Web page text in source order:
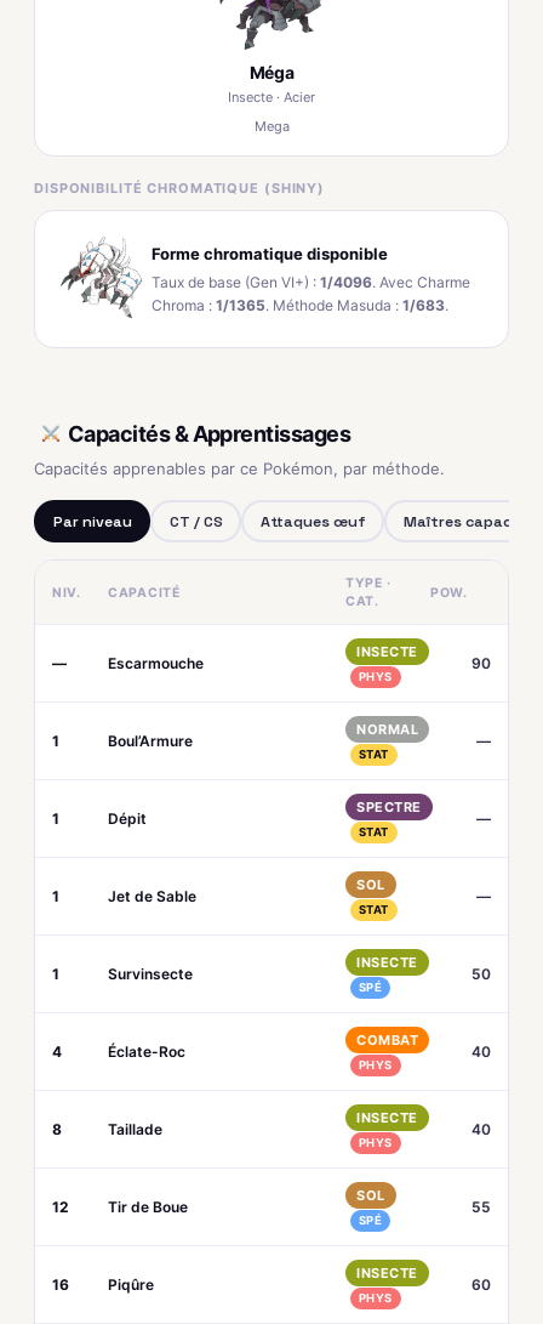
Méga
Insecte · Acier
Mega
DISPONIBILITÉ CHROMATIQUE (SHINY)
Forme chromatique disponible
Taux de base (Gen VI+) : 1/4096. Avec Charme
Chroma : 1/1365. Méthode Masuda : 1/683.
Capacités & Apprentissages
Capacités apprenables par ce Pokémon, par méthode.
Par niveau CT / CS Attaques œuf Maîtres capacités
NIV. CAPACITÉ
TYPE ·
CAT.
POW.
— Escarmouche
INSECTE
PHYS
90
1 Boul’Armure
NORMAL
STAT
—
1 Dépit
SPECTRE
STAT
—
1 Jet de Sable
SOL
STAT
—
1 Survinsecte
INSECTE
SPÉ
50
4 Éclate-Roc
COMBAT
PHYS
40
8 Taillade
INSECTE
PHYS
40
12 Tir de Boue
SOL
SPÉ
55
16 Piqûre
INSECTE
PHYS
60